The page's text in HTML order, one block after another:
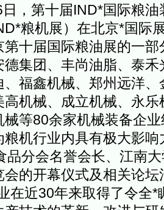
日，第十届IND*国际粮油
*粮机展）在北京*国际
十届国际粮油展的一
集团、丰尚油脂、泰
、福鑫机械、郑州远洋
高机械、成立机械、永
械等80余家机械装备企
机行业内具有极大影
品分会名誉会长、江南
的开幕仪式及相关论
在近30年来取得了令全*